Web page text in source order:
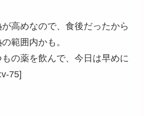
高めなので、食後だったから
範囲内かも。
の薬を飲んで、今日は早めに
75]